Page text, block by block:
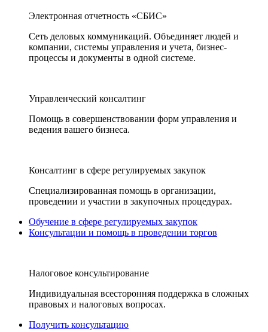
Электронная отчетность «СБИС»
Сеть деловых коммуникаций. Объединяет людей и
компании, системы управления и учета, бизнес-
процессы и документы в одной системе.
Управленческий консалтинг
Помощь в совершенствовании форм управления и
ведения вашего бизнеса.
Консалтинг в сфере регулируемых закупок
Специализированная помощь в организации,
проведении и участии в закупочных процедурах.
Обучение в сфере регулируемых закупок
Консультации и помощь в проведении торгов
Налоговое консультирование
Индивидуальная всесторонняя поддержка в сложных
правовых и налоговых вопросах.
Получить консультацию